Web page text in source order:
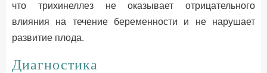
что трихинеллез не оказывает отрицательного
влияния на течение беременности и не нарушает
развитие плода.
Диагностика